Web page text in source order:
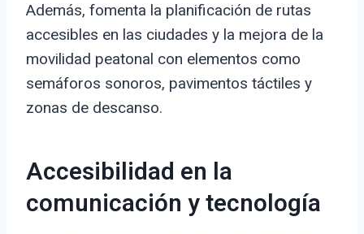
Además, fomenta la planificación de rutas
accesibles en las ciudades y la mejora de la
movilidad peatonal con elementos como
semáforos sonoros, pavimentos táctiles y
zonas de descanso.
Accesibilidad en la
comunicación y tecnología